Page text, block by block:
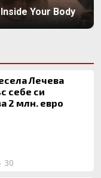
Your Body
Лечева
себе си
2 млн. евро
30